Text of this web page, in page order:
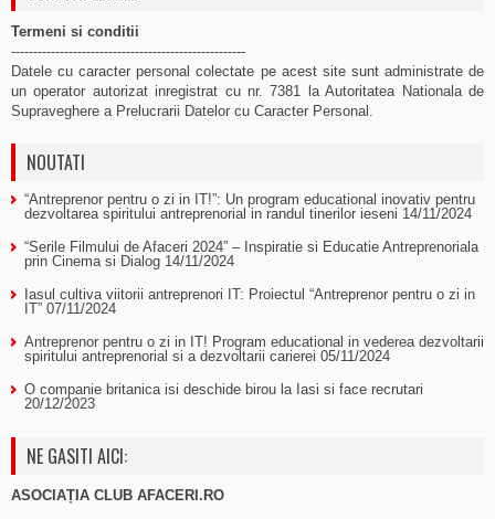
Termeni si conditii
-----------------------------------------------------
Datele cu caracter personal colectate pe acest site sunt administrate de
un operator autorizat inregistrat cu nr. 7381 la Autoritatea Nationala de
Supraveghere a Prelucrarii Datelor cu Caracter Personal.
NOUTATI
“Antreprenor pentru o zi in IT!”: Un program educational inovativ pentru
dezvoltarea spiritului antreprenorial in randul tinerilor ieseni 14/11/2024
“Serile Filmului de Afaceri 2024” – Inspiratie si Educatie Antreprenoriala
prin Cinema si Dialog 14/11/2024
Iasul cultiva viitorii antreprenori IT: Proiectul “Antreprenor pentru o zi in
IT” 07/11/2024
Antreprenor pentru o zi in IT! Program educational in vederea dezvoltarii
spiritului antreprenorial si a dezvoltarii carierei 05/11/2024
O companie britanica isi deschide birou la Iasi si face recrutari
20/12/2023
NE GASITI AICI:
ASOCIAȚIA CLUB AFACERI.RO